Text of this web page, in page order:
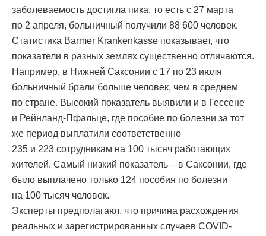
заболеваемость достигла пика, то есть с 27 марта
по 2 апреля, больничный получили 88 600 человек.
Статистика Barmer Krankenkasse показывает, что
показатели в разных землях существенно отличаются.
Например, в Нижней Саксонии с 17 по 23 июля
больничный брали больше человек, чем в среднем
по стране. Высокий показатель выявили и в Гессене
и Рейнланд-Пфальце, где пособие по болезни за тот
же период выплатили соответственно
235 и 223 сотрудникам на 100 тысяч работающих
жителей. Самый низкий показатель – в Саксонии, где
было выплачено только 124 пособия по болезни
на 100 тысяч человек.
Эксперты предполагают, что причина расхождения
реальных и зарегистрированных случаев COVID-